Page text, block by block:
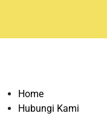
Home
Hubungi Kami